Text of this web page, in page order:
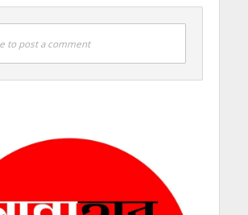
to post a comment